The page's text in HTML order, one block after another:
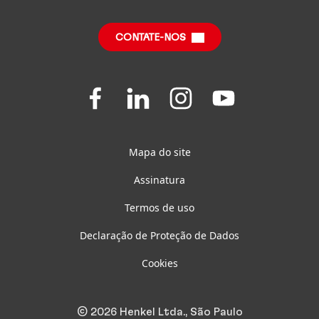
Relatório de Impacto Sustentável(em inglês)
Perguntas FrequentesCONTATE-NOS
Folgen
Sie
uns
Folgen
uns
Folgen
Sie
uns
Folgen
Sie
Mapa do site
Assinatura
Termos de uso
Declaração de Proteção de Dados
Cookies
© 2026 Henkel Ltda., São Paulo